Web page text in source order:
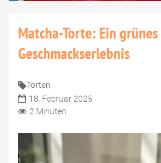
Matcha-Torte: Ein grünes
Geschmackserlebnis
Torten
18. Februar 2025
2 Minuten